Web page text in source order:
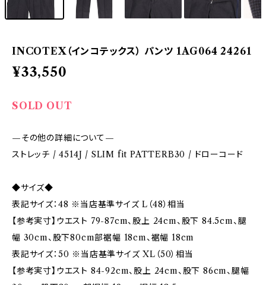
INCOTEX（インコテックス） パンツ 1AG064 24261
¥33,550
SOLD OUT
—その他の詳細について—
ストレッチ / 4514J / SLIM fit PATTERB30 / ドローコード
◆サイズ◆
表記サイズ：48 ※当店基準サイズ L（48）相当
【参考実寸】ウエスト 79-87cm、股上 24cm、股下 84.5cm、腿
幅 30cm、股下80cm部裾幅 18cm、裾幅 18cm
表記サイズ：50 ※当店基準サイズ XL（50）相当
【参考実寸】ウエスト 84-92cm、股上 24cm、股下 86cm、腿幅